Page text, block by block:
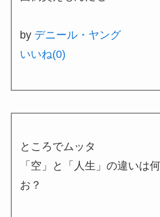
by デニール・ヤング
いいね(0)
ところでムッタ
「空」と「人生」の違いは
お？